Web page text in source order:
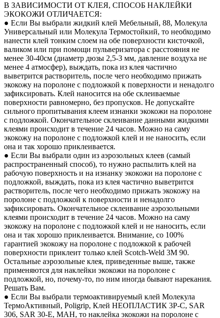
В ЗАВИСИМОСТИ ОТ КЛЕЯ, СПОСОБ НАКЛЕЙКИ
ЭКОКОЖИ ОТЛИЧАЕТСЯ:
● Если Вы выбрали жидкий клей Мебельный, 88, Молекула
Универсальный или Молекула Термостойкий, то необходимо
нанести клей тонким слоем на обе поверхности кисточкой,
валиком или при помощи пульверизатора с расстояния не
менее 30-40см (диаметр дюзы 2,5-3 мм, давление воздуха не
менее 4 атмосфер), выждать, пока из клея частично
выветрится растворитель, после чего необходимо прижать
экокожу на поролоне с подложкой к поверхности и ненадолго
зафиксировать. Клей наносится на обе склеиваемые
поверхности равномерно, без пропусков. Не допускайте
сильного пропитывания клеем изнанки экокожи на поролоне
с подложкой. Окончательное склеивание данными жидкими
клеями происходит в течение 24 часов. Можно на саму
экокожу на поролоне с подложкой клей и не наносить, если
она и так хорошо приклеивается.
● Если Вы выбрали один из аэрозольных клеев (самый
распространенный способ), то нужно распылить клей на
рабочую поверхность и на изнанку экокожи на поролоне с
подложкой, выждать, пока из клея частично выветрится
растворитель, после чего необходимо прижать экокожу на
поролоне с подложкой к поверхности и ненадолго
зафиксировать. Окончательное склеивание аэрозольными
клеями происходит в течение 24 часов. Можно на саму
экокожу на поролоне с подложкой клей и не наносить, если
она и так хорошо приклеивается. Внимание, со 100%
гарантией экокожу на поролоне с подложкой к рабочей
поверхности приклеит только клей Scotch-Weld 3M 90.
Остальные аэрозольные клея, приведенные выше, также
применяются для наклейки экокожи на поролоне с
подложкой, но, почему-то, по ним иногда бывают нарекания.
Решать Вам.
● Если Вы выбрали термоактивируемый клей Молекула
ТермоАктивный, Poligrip, Клей НЕОПЛАСТИК 3P-C, SAR
306, SAR 30-E, MAH, то наклейка экокожи на поролоне с